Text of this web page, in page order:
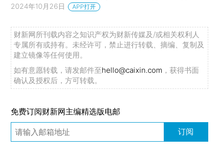
2024年10月26日 APP打开
财新网所刊载内容之知识产权为财新传媒及/或相关权利人
专属所有或持有。未经许可，禁止进行转载、摘编、复制及
建立镜像等任何使用。
如有意愿转载，请发邮件至hello@caixin.com ，获得书面
确认及授权后，方可转载。
免费订阅财新网主编精选版电邮
订阅